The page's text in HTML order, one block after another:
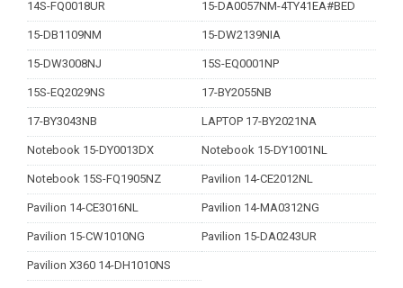
14S-FQ0018UR 15-DA0057NM-4TY41EA#BED
15-DB1109NM 15-DW2139NIA
15-DW3008NJ 15S-EQ0001NP
15S-EQ2029NS 17-BY2055NB
17-BY3043NB LAPTOP 17-BY2021NA
Notebook 15-DY0013DX Notebook 15-DY1001NL
Notebook 15S-FQ1905NZ Pavilion 14-CE2012NL
Pavilion 14-CE3016NL Pavilion 14-MA0312NG
Pavilion 15-CW1010NG Pavilion 15-DA0243UR
Pavilion X360 14-DH1010NS